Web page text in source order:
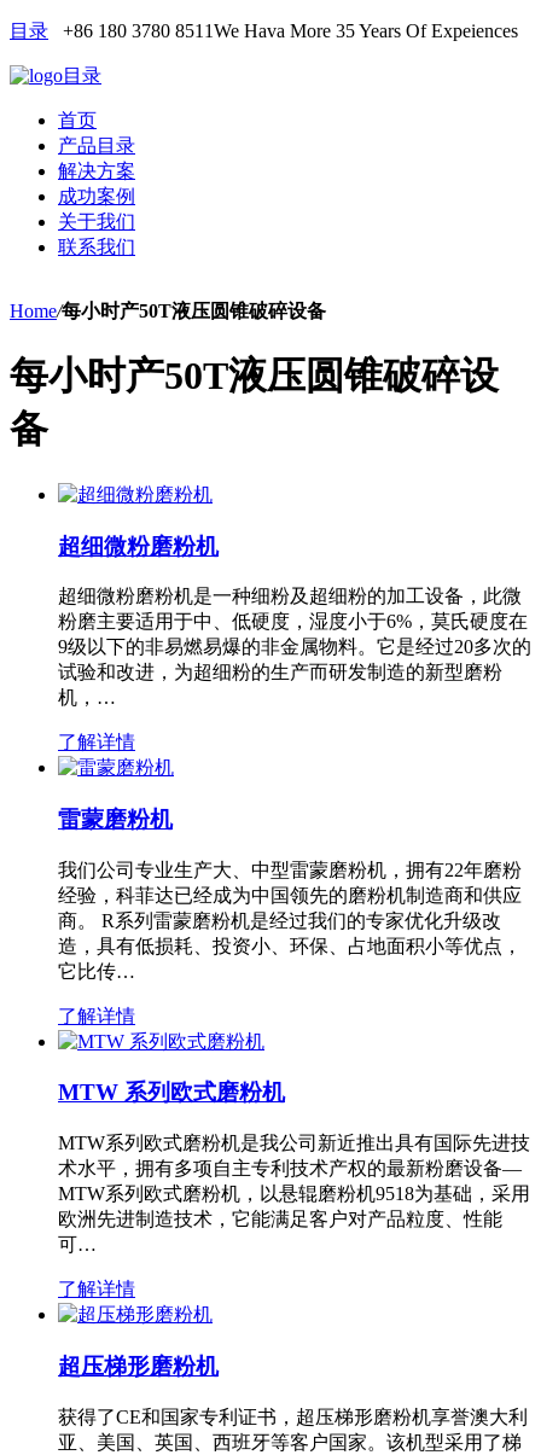
目录 +86 180 3780 8511We Hava More 35 Years Of Expeiences
目录
首页
产品目录
解决方案
成功案例
关于我们
联系我们
Home/每小时产50T液压圆锥破碎设备
每小时产50T液压圆锥破碎设
备
超细微粉磨粉机
超细微粉磨粉机是一种细粉及超细粉的加工设备，此微
粉磨主要适用于中、低硬度，湿度小于6%，莫氏硬度在
9级以下的非易燃易爆的非金属物料。它是经过20多次的
试验和改进，为超细粉的生产而研发制造的新型磨粉
机，…
了解详情
雷蒙磨粉机
我们公司专业生产大、中型雷蒙磨粉机，拥有22年磨粉
经验，科菲达已经成为中国领先的磨粉机制造商和供应
商。 R系列雷蒙磨粉机是经过我们的专家优化升级改
造，具有低损耗、投资小、环保、占地面积小等优点，
它比传…
了解详情
MTW 系列欧式磨粉机
MTW系列欧式磨粉机是我公司新近推出具有国际先进技
术水平，拥有多项自主专利技术产权的最新粉磨设备—
MTW系列欧式磨粉机，以悬辊磨粉机9518为基础，采用
欧洲先进制造技术，它能满足客户对产品粒度、性能
可…
了解详情
超压梯形磨粉机
获得了CE和国家专利证书，超压梯形磨粉机享誉澳大利
亚、美国、英国、西班牙等客户国家。该机型采用了梯